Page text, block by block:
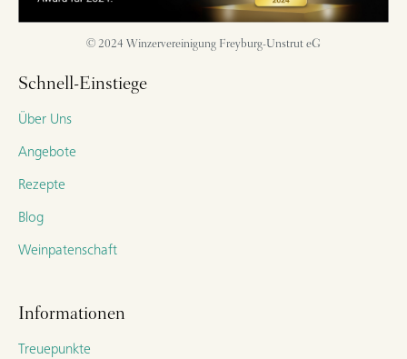
© 2024 Winzervereinigung Freyburg-Unstrut eG
Schnell-Einstiege
Über Uns
Angebote
Rezepte
Blog
Weinpatenschaft
Informationen
Treuepunkte